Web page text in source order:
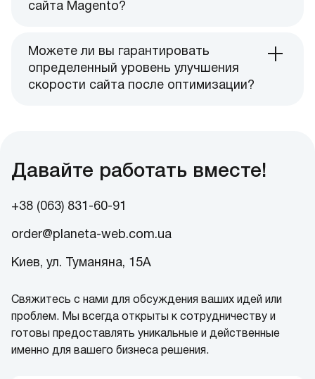
сайта Magento?
Можете ли вы гарантировать
определенный уровень улучшения
скорости сайта после оптимизации?
Давайте работать вместе!
+38 (063) 831-60-91
order@planeta-web.com.ua
Киев, ул. Туманяна, 15А
Свяжитесь с нами для обсуждения ваших идей или
проблем. Мы всегда открыты к сотрудничеству и
готовы предоставлять уникальные и действенные
именно для вашего бизнеса решения.